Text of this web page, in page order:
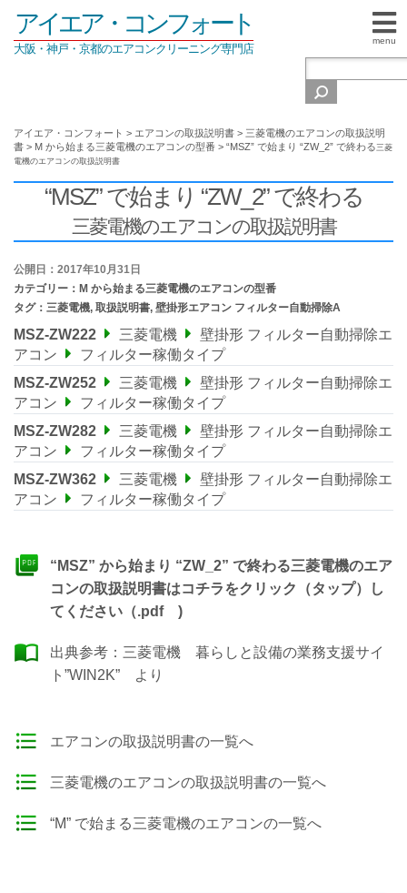
menu
アイエア・コンフォート
大阪・神戸・京都のエアコンクリーニング専門店
アイエア・コンフォート > エアコンの取扱説明書 > 三菱電機のエアコンの取扱説明
書 > M から始まる三菱電機のエアコンの型番 > “MSZ” で始まり “ZW_2” で終わる三菱
電機のエアコンの取扱説明書
“MSZ” で始まり “ZW_2” で終わる
三菱電機のエアコンの取扱説明書
公開日：2017年10月31日
カテゴリー： M から始まる三菱電機のエアコンの型番
タグ： 三菱電機, 取扱説明書, 壁掛形エアコン フィルター自動掃除A
MSZ-ZW222 三菱電機
壁掛形 フィルター自動掃除エ
アコン
フィルター稼働タイプ
MSZ-ZW252
三菱電機
壁掛形 フィルター自動掃除エ
アコン
フィルター稼働タイプ
MSZ-ZW282
三菱電機
壁掛形 フィルター自動掃除エ
アコン
フィルター稼働タイプ
MSZ-ZW362
三菱電機
壁掛形 フィルター自動掃除エ
アコン
フィルター稼働タイプ
“MSZ” から始まり “ZW_2” で終わる三菱電機のエア
コンの取扱説明書はコチラをクリック（タップ）し
てください（.pdf )
出典参考： 三菱電機 暮らしと設備の業務支援サイ
ト”WIN2K” より
エアコンの取扱説明書の一覧へ
三菱電機のエアコンの取扱説明書の一覧へ
“M” で始まる三菱電機のエアコンの一覧へ